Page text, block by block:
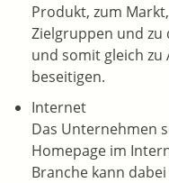
Produkt, zum
Zielgruppen und
und somit gleich zu
beseitigen.
Internet
Das Unternehmen
Homepage im
Branche kann